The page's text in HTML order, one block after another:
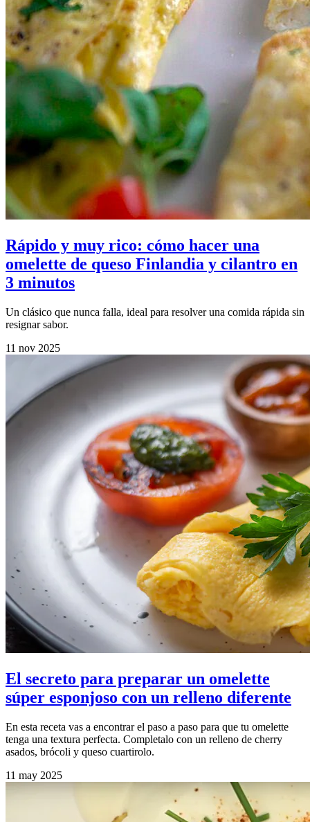
Rápido y muy rico: cómo hacer una
omelette de queso Finlandia y cilantro en
3 minutos
Un clásico que nunca falla, ideal para resolver una comida rápida sin
resignar sabor.
11 nov 2025
El secreto para preparar un omelette
súper esponjoso con un relleno diferente
En esta receta vas a encontrar el paso a paso para que tu omelette
tenga una textura perfecta. Completalo con un relleno de cherry
asados, brócoli y queso cuartirolo.
11 may 2025